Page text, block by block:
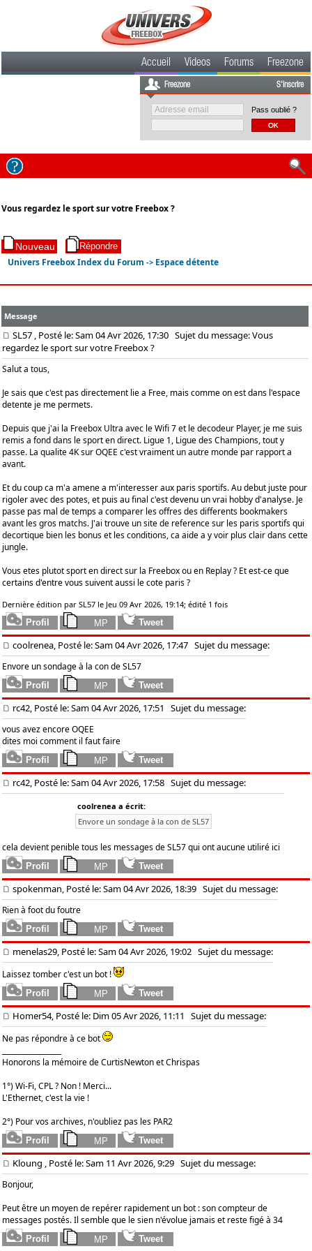
Accueil Videos Forums Freezone
Freezone S'inscrire
Pass oublié ?
Vous regardez le sport sur votre Freebox ?
Univers Freebox Index du Forum -> Espace détente
Message
SL57 , Posté le: Sam 04 Avr 2026, 17:30 Sujet du message: Vous
regardez le sport sur votre Freebox ?
Salut a tous,
Je sais que c'est pas directement lie a Free, mais comme on est dans l'espace
detente je me permets.
Depuis que j'ai la Freebox Ultra avec le Wifi 7 et le decodeur Player, je me suis
remis a fond dans le sport en direct. Ligue 1, Ligue des Champions, tout y
passe. La qualite 4K sur OQEE c'est vraiment un autre monde par rapport a
avant.
Et du coup ca m'a amene a m'interesser aux paris sportifs. Au debut juste pour
rigoler avec des potes, et puis au final c'est devenu un vrai hobby d'analyse. Je
passe pas mal de temps a comparer les offres des differents bookmakers
avant les gros matchs. J'ai trouve un site de reference sur les paris sportifsqui
decortique bien les bonus et les conditions, ca aide a y voir plus clair dans cette
jungle.
Vous etes plutot sport en direct sur la Freebox ou en Replay ? Et est-ce que
certains d'entre vous suivent aussi le cote paris ?
Dernière édition par SL57 le Jeu 09 Avr 2026, 19:14; édité 1 fois
coolrenea, Posté le: Sam 04 Avr 2026, 17:47 Sujet du message:
Envore un sondage à la con de SL57
rc42, Posté le: Sam 04 Avr 2026, 17:51 Sujet du message:
vous avez encore OQEE
dites moi comment il faut faire
rc42, Posté le: Sam 04 Avr 2026, 17:58 Sujet du message:
coolrenea a écrit:
Envore un sondage à la con de SL57
cela devient penible tous les messages de SL57 qui ont aucune utiliré ici
spokenman, Posté le: Sam 04 Avr 2026, 18:39 Sujet du message:
Rien à foot du foutre
menelas29, Posté le: Sam 04 Avr 2026, 19:02 Sujet du message:
Laissez tomber c'est un bot !
Homer54, Posté le: Dim 05 Avr 2026, 11:11 Sujet du message:
Ne pas répondre à ce bot
Honorons la mémoire de CurtisNewton et Chrispas
1°) Wi-Fi, CPL ? Non ! Merci...
L'Ethernet, c'est la vie !
2°) Pour vos archives, n'oubliez pas les PAR2
Kloung , Posté le: Sam 11 Avr 2026, 9:29 Sujet du message:
Bonjour,
Peut être un moyen de repérer rapidement un bot : son compteur de
messages postés. Il semble que le sien n'évolue jamais et reste figé à 34